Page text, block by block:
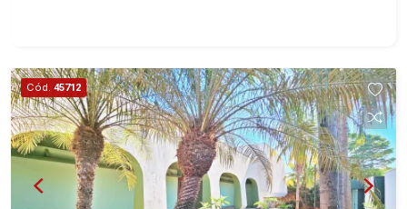
Cód. 45712